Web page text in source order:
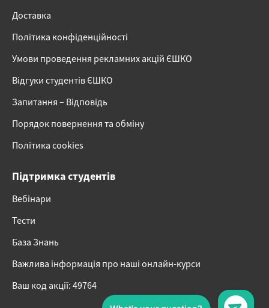
Доставка
Політика конфіденційності
Умови проведення рекламних акцій ЄШКО
Відгуки студентів ЄШКО
Запитання – Відповідь
Порядок повернення та обміну
Політика cookies
Підтримка студентів
Вебінари
Тести
База Знань
Важлива інформація про наші онлайн-курси
Ваш код акції: 49764